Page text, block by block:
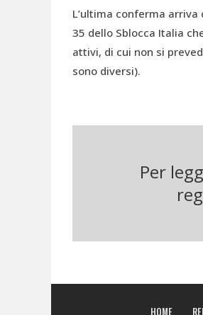
L’ultima conferma
35 dello Sblocca Italia
attivi, di cui non si
sono diversi).
contendere, e cioè i
di differenziata già
prevenzione (ma il
bruciare Css nei loro
Per
HOME